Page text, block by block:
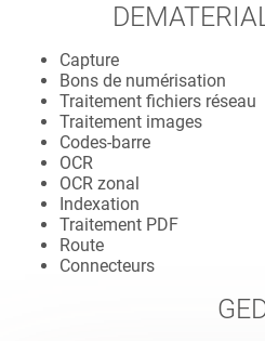
Capture
Bons de numérisation
Traitement fichiers réseau
Traitement images
Codes-barre
OCR
OCR zonal
Indexation
Traitement PDF
Route
Connecteurs